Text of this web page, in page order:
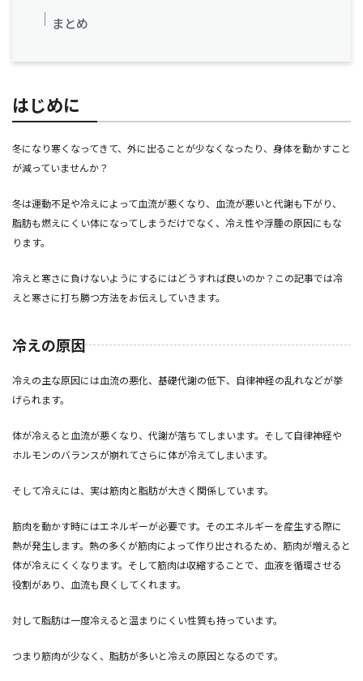
まとめ
はじめに
冬になり寒くなってきて、外に出ることが少なくなったり、身体を動かすこと
が減っていませんか？
冬は運動不足や冷えによって血流が悪くなり、血流が悪いと代謝も下がり、
脂肪も燃えにくい体になってしまうだけでなく、冷え性や浮腫の原因にもな
ります。
冷えと寒さに負けないようにするにはどうすれば良いのか？この記事では冷
えと寒さに打ち勝つ方法をお伝えしていきます。
冷えの原因
冷えの主な原因には血流の悪化、基礎代謝の低下、自律神経の乱れなどが挙
げられます。
体が冷えると血流が悪くなり、代謝が落ちてしまいます。そして自律神経や
ホルモンのバランスが崩れてさらに体が冷えてしまいます。
そして冷えには、実は筋肉と脂肪が大きく関係しています。
筋肉を動かす時にはエネルギーが必要です。そのエネルギーを産生する際に
熱が発生します。熱の多くが筋肉によって作り出されるため、筋肉が増えると
体が冷えにくくなります。そして筋肉は収縮することで、血液を循環させる
役割があり、血流も良くしてくれます。
対して脂肪は一度冷えると温まりにくい性質も持っています。
つまり筋肉が少なく、脂肪が多いと冷えの原因となるのです。